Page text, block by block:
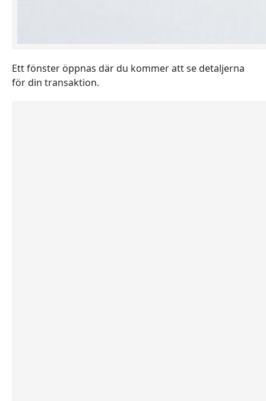
Ett fönster öppnas där du kommer att se detaljerna
för din transaktion.